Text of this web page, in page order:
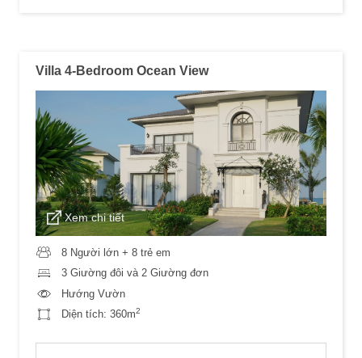
Villa 4-Bedroom Ocean View
Xem chi tiết
8 Người lớn + 8 trẻ em
3 Giường đôi và 2 Giường đơn
Hướng Vườn
Diện tích: 360m2